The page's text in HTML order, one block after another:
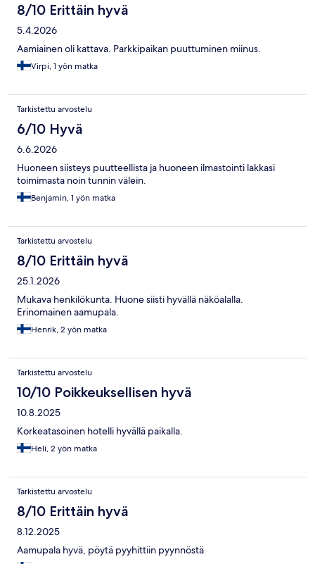
8/10 Erittäin hyvä
5.4.2026
Aamiainen oli kattava. Parkkipaikan puuttuminen miinus.
Virpi, 1 yön matka
Tarkistettu arvostelu
6/10 Hyvä
6.6.2026
Huoneen siisteys puutteellista ja huoneen ilmastointi lakkasi
toimimasta noin tunnin välein.
Benjamin, 1 yön matka
Tarkistettu arvostelu
8/10 Erittäin hyvä
25.1.2026
Mukava henkilökunta. Huone siisti hyvällä näköalalla.
Erinomainen aamupala.
Henrik, 2 yön matka
Tarkistettu arvostelu
10/10 Poikkeuksellisen hyvä
10.8.2025
Korkeatasoinen hotelli hyvällä paikalla.
Heli, 2 yön matka
Tarkistettu arvostelu
8/10 Erittäin hyvä
8.12.2025
Aamupala hyvä, pöytä pyyhittiin pyynnöstä